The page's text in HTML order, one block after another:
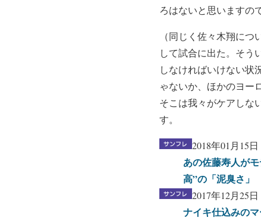
ろはないと思いますの
（同じく佐々木翔に
して試合に出た。そう
しなければいけない状
ゃないか、ほかのヨー
そこは我々がケアしな
す。
2018年01月15日
あの佐藤寿人が
高”の「泥臭さ」
2017年12月25日
ナイキ仕込みの